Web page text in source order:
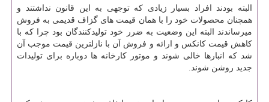
البته بودند افراد بسیار زیادی که توجهی به این قانون نداشتند و
همچنان محصولات خود را با همان قیمت های گزاف قدیمی به فروش
میرساندند البته این وضعیت به ضرر خود تولیدکنندگان بود چرا که با
کاهش قیمت کانکس و ارائه و فروش آن با نازلترین قیمت موجب آن
شد که انبارها خالی شوند و موتور کارخانه ها دوباره برای تولیدات
جدید روشن شوند.